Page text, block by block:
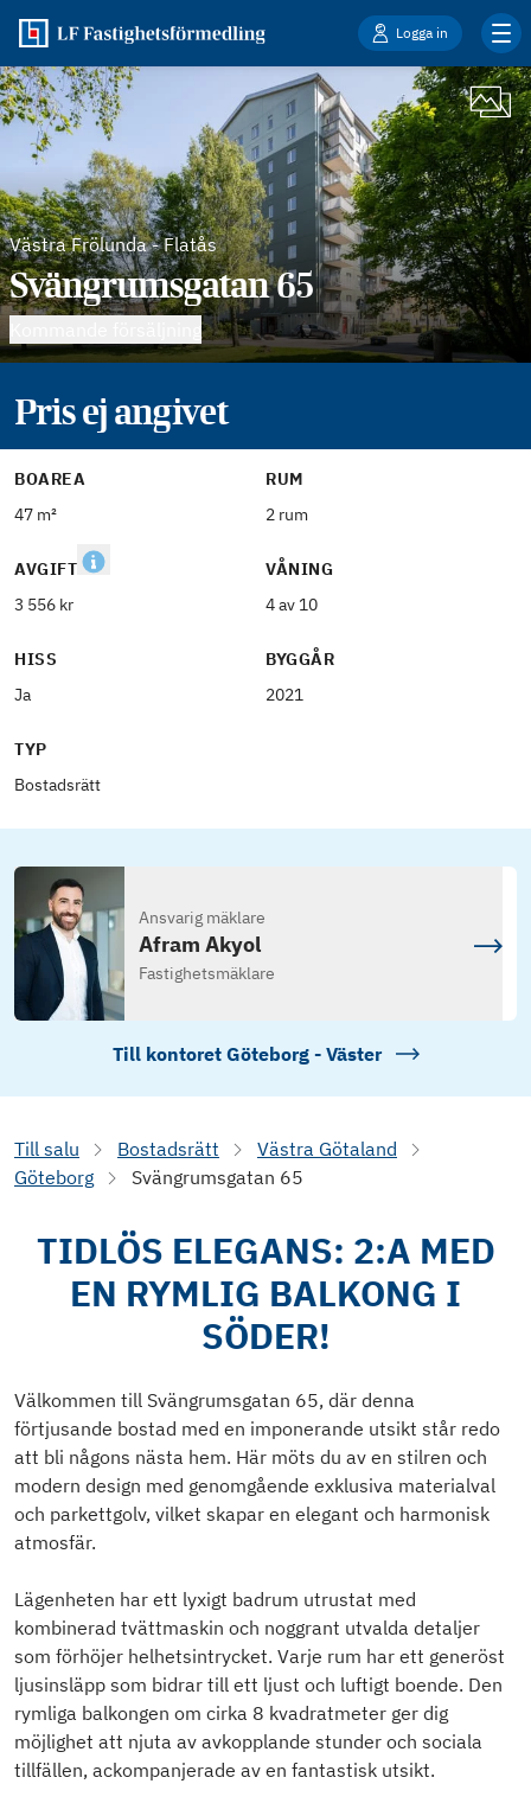
Logga in
Västra Frölunda-Flatås
Svängrumsgatan 65
Pris ej angivet
BOAREA
47 m²
RUM
2 rum
AVGIFT
3 556 kr
VÅNING
4 av 10
HISS
Ja
BYGGÅR
2021
TYP
Bostadsrätt
Ansvarig mäklare
Afram Akyol
Fastighetsmäklare
Till kontoret Göteborg - Väster
Till salu Bostadsrätt
Västra Götaland
Göteborg
Svängrumsgatan 65
TIDLÖS ELEGANS: 2:A MED
EN RYMLIG BALKONG I
SÖDER!
Välkommen till Svängrumsgatan 65, där denna
förtjusande bostad med en imponerande utsikt står redo
att bli någons nästa hem. Här möts du av en stilren och
modern design med genomgående exklusiva materialval
och parkettgolv, vilket skapar en elegant och harmonisk
atmosfär.
Lägenheten har ett lyxigt badrum utrustat med
kombinerad tvättmaskin och noggrant utvalda detaljer
som förhöjer helhetsintrycket. Varje rum har ett generöst
ljusinsläpp som bidrar till ett ljust och luftigt boende. Den
rymliga balkongen om cirka 8 kvadratmeter ger dig
möjlighet att njuta av avkopplande stunder och sociala
tillfällen, ackompanjerade av en fantastisk utsikt.